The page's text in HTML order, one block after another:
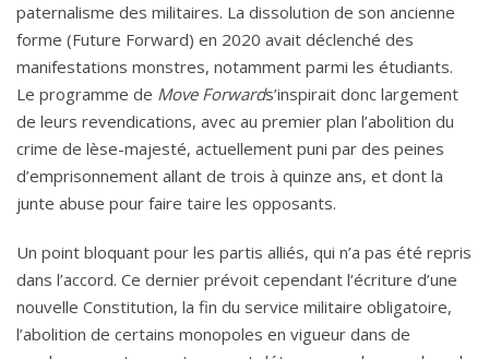
paternalisme des militaires. La dissolution de son ancienne
forme (Future Forward) en 2020 avait déclenché des
manifestations monstres, notamment parmi les étudiants.
Le programme de Move Forwards’inspirait donc largement
de leurs revendications, avec au premier plan l’abolition du
crime de lèse-majesté, actuellement puni par des peines
d’emprisonnement allant de trois à quinze ans, et dont la
junte abuse pour faire taire les opposants.
Un point bloquant pour les partis alliés, qui n’a pas été repris
dans l’accord. Ce dernier prévoit cependant l’écriture d’une
nouvelle Constitution, la fin du service militaire obligatoire,
l’abolition de certains monopoles en vigueur dans de